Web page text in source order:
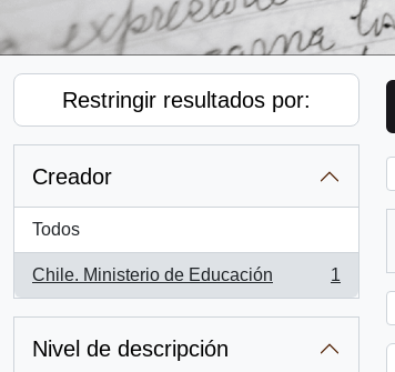
Restringir resultados por:
Creador
Todos
Chile. Ministerio de Educación
, 1 resultados
1
Nivel de descripción